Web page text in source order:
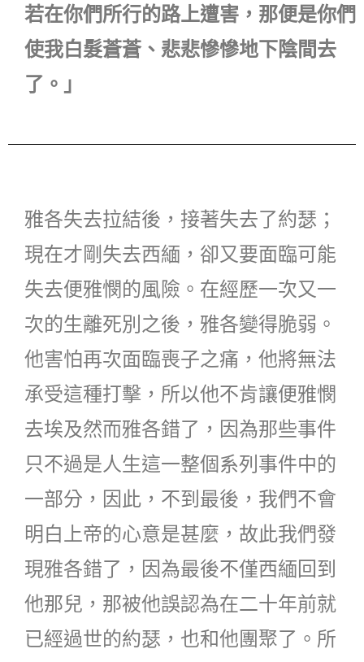
若在你們所行的路上遭害，那便是你們
使我白髮蒼蒼、悲悲慘慘地下陰間去
了。」
雅各失去拉結後，接著失去了約瑟；
現在才剛失去西緬，卻又要面臨可能
失去便雅憫的風險。在經歷一次又一
次的生離死別之後，雅各變得脆弱。
他害怕再次面臨喪子之痛，他將無法
承受這種打擊，所以他不肯讓便雅憫
去埃及然而雅各錯了，因為那些事件
只不過是人生這一整個系列事件中的
一部分，因此，不到最後，我們不會
明白上帝的心意是甚麼，故此我們發
現雅各錯了，因為最後不僅西緬回到
他那兒，那被他誤認為在二十年前就
已經過世的約瑟，也和他團聚了。所